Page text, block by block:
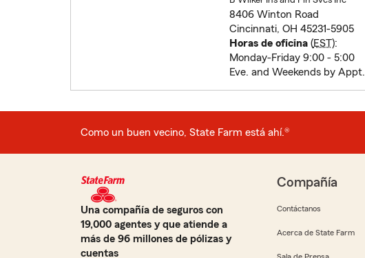
8406 Winton Road
Cincinnati, OH 45231-5905
Horas de oficina(EST):
Monday-Friday 9:00 - 5:00
Eve. and Weekends by Appt.
Como un buen vecino, State Farm está ahí.®
Una compañía de seguros con
19,000 agentes y que atiende a
más de 96 millones de pólizas y
cuentas
Compañía
Contáctanos
Acerca de State Farm